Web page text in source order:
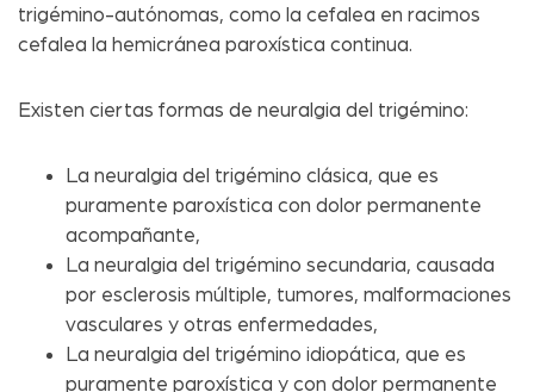
trigémino-autónomas, como la cefalea en racimos
cefalea la hemicránea paroxística continua.
Existen ciertas formas de neuralgia del trigémino:
La neuralgia del trigémino clásica, que es
puramente paroxística con dolor permanente
acompañante,
La neuralgia del trigémino secundaria, causada
por esclerosis múltiple, tumores, malformaciones
vasculares y otras enfermedades,
La neuralgia del trigémino idiopática, que es
puramente paroxística y con dolor permanente